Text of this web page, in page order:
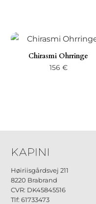
Chirasmi Ohrringe
156 €
Høiriisgårdsvej 211
8220 Brabrand
CVR: DK45845516
Tlf: 61733473